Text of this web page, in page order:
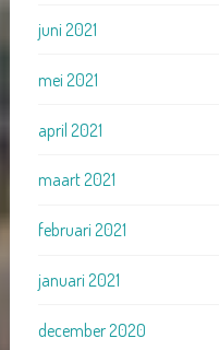
juni 2021
mei 2021
april 2021
maart 2021
februari 2021
januari 2021
december 2020